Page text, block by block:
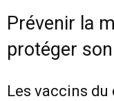
Prévenir la
protéger
Les vaccins